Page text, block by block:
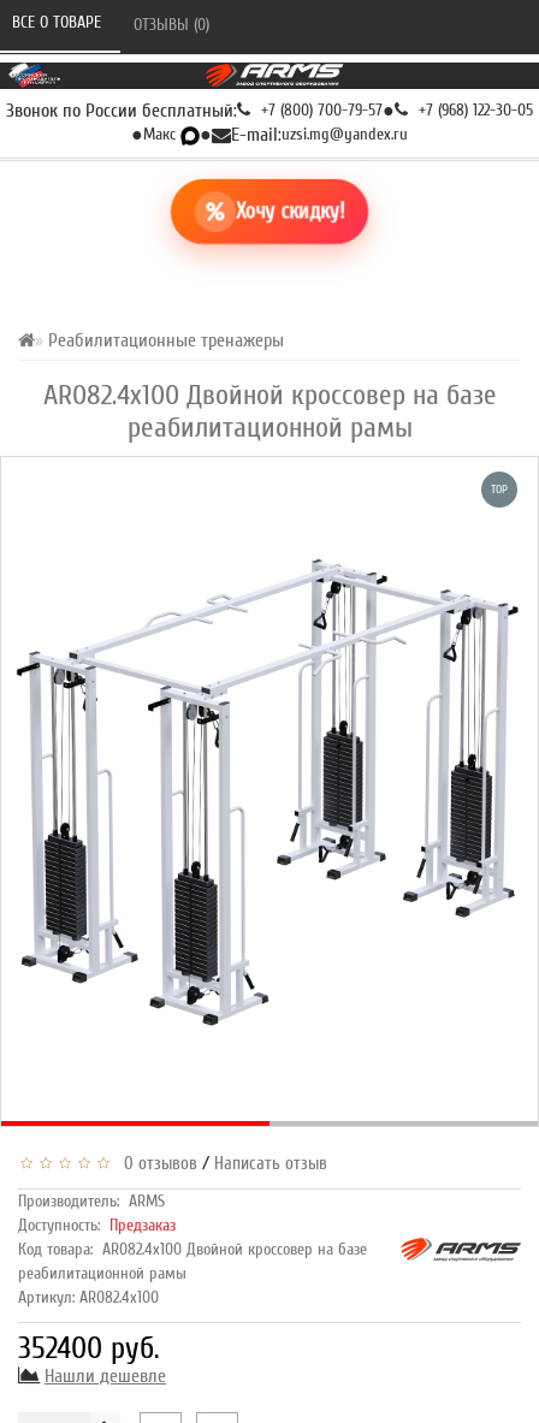
Звонок по России бесплатный: +7 (800) 700-79-57● +7 (968) 122-30-05
●Макс ● E-mail:uzsi.mg@yandex.ru
Хочу скидку!
Реабилитационные тренажеры
AR082.4х100 Двойной кроссовер на базе
реабилитационной рамы
ВСЕ О ТОВАРЕ ОТЗЫВЫ (0)
TOP
0 отзывов / Написать отзыв
Производитель: ARMS
Доступность: Предзаказ
Код товара: AR082.4х100 Двойной кроссовер на базе
реабилитационной рамы
Артикул: AR082.4х100
352400 руб.
Нашли дешевле